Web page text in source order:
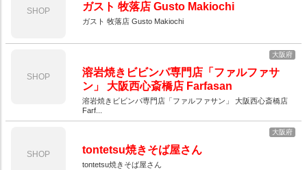
SHOP ガスト 牧落店 Gusto Makiochi
ガスト 牧落店 Gusto Makiochi
SHOP
大阪府
溶岩焼きビビンパ専門店「ファルファサ
ン」 大阪西心斎橋店 Farfasan
溶岩焼きビビンパ専門店「ファルファサン」 大阪西心斎橋店
Farf...
SHOP
大阪府
tontetsu焼きそば屋さん
tontetsu焼きそば屋さん